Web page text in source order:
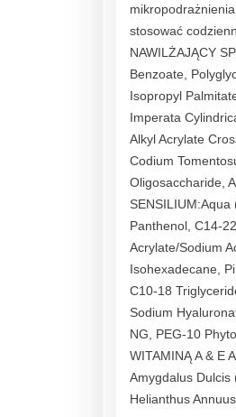
stosować
NAWILŻAJĄCY
Benzoate,
Isopropyl
Imperata
Alkyl Acrylate
Codium
Oligosaccharide,
Panthenol, C14-
Acrylate/Sodium
Isohexadecane,
C10-18
Sodium
NG, PEG-10
WITAMINĄ A & E
Amygdalus Dulcis
Helianthus